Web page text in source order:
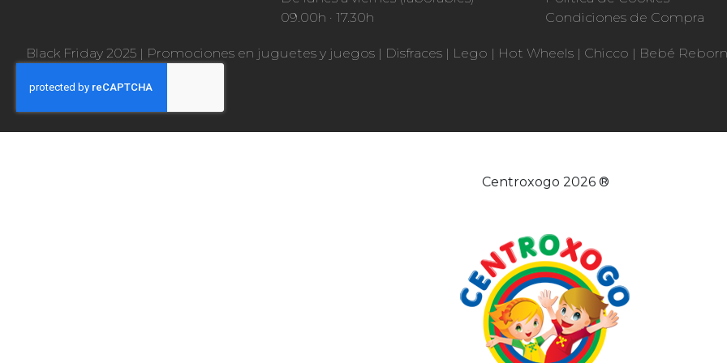
09.00h · 17.30h
Condiciones de Compra
Black Friday 2025 | Promociones en juguetes y juegos | Disfraces | Lego | Hot Wheels | Chicco | Bebé Reborn
Centroxogo 2026 ®